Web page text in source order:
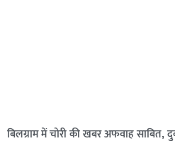
बिलग्राम में चोरी की खबर अफवाह साबित,